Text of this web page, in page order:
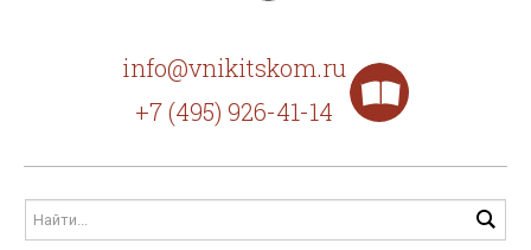
info@vnikitskom.ru
+7 (495) 926-41-14